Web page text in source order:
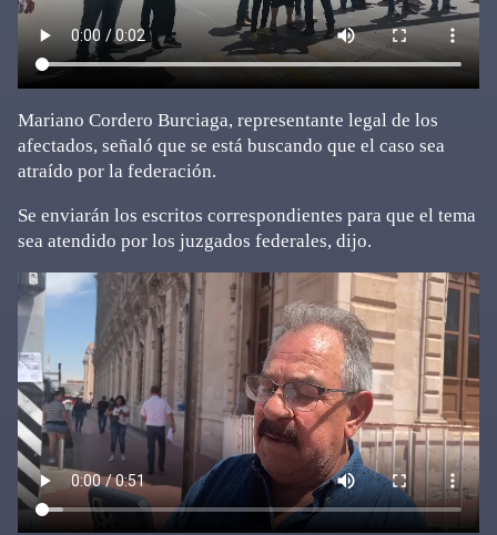
Mariano Cordero Burciaga, representante legal de los
afectados, señaló que se está buscando que el caso sea
atraído por la federación.
Se enviarán los escritos correspondientes para que el tema
sea atendido por los juzgados federales, dijo.